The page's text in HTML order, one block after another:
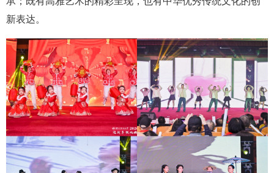
新表达。